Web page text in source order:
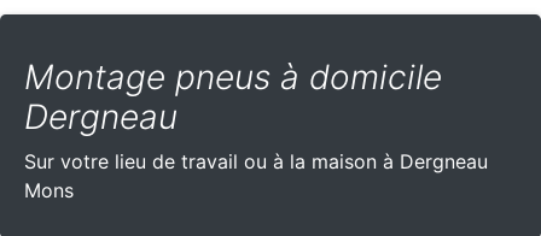
Montage pneus à domicile
Dergneau
Sur votre lieu de travail ou à la maison à Dergneau
Mons